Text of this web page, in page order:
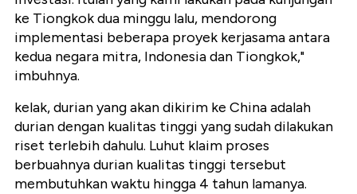
ke Tiongkok dua minggu lalu, mendorong
implementasi beberapa proyek kerjasama antara
kedua negara mitra, Indonesia dan Tiongkok,"
imbuhnya.
kelak, durian yang akan dikirim ke China adalah
durian dengan kualitas tinggi yang sudah dilakukan
riset terlebih dahulu. Luhut klaim proses
berbuahnya durian kualitas tinggi tersebut
membutuhkan waktu hingga 4 tahun lamanya.